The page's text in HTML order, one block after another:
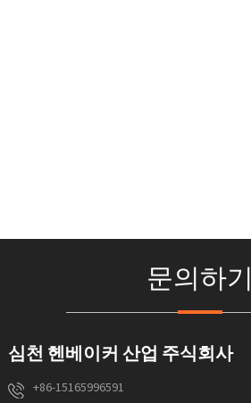
문의하기
심천 헨베이커 산업 주식회사
+86-15165996591